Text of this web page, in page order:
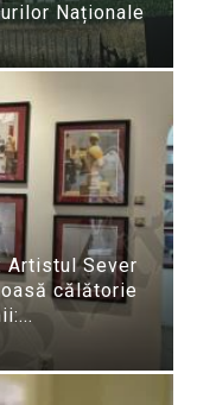
Naționale
Artistul Sever
călătorie